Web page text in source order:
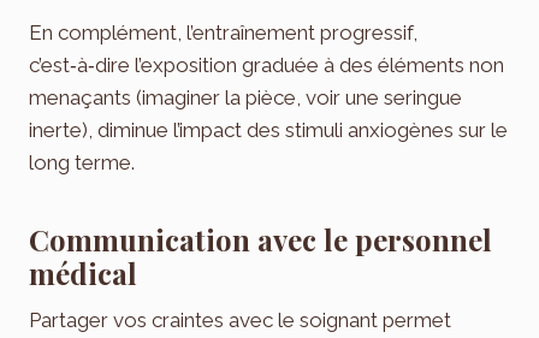
En complément, l’entraînement progressif,
c’est‑à‑dire l’exposition graduée à des éléments non
menaçants (imaginer la pièce, voir une seringue
inerte), diminue l’impact des stimuli anxiogènes sur le
long terme.
Communication avec le personnel
médical
Partager vos craintes avec le soignant permet